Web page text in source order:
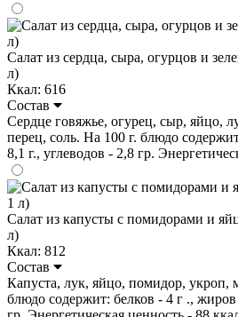
Салат из сердца, сыра, огурцов и
л)
Ккал: 616
Состав
Сердце говяжье, огурец, сыр, яйцо,
перец, соль. На 100 г. блюдо
8,1 г., углеводов - 2,8 гр.
Салат из капусты с помидорами и
л)
Ккал: 812
Состав
Капуста, лук, яйцо, помидор, укроп,
блюдо содержит: белков - 4 г ., жиров